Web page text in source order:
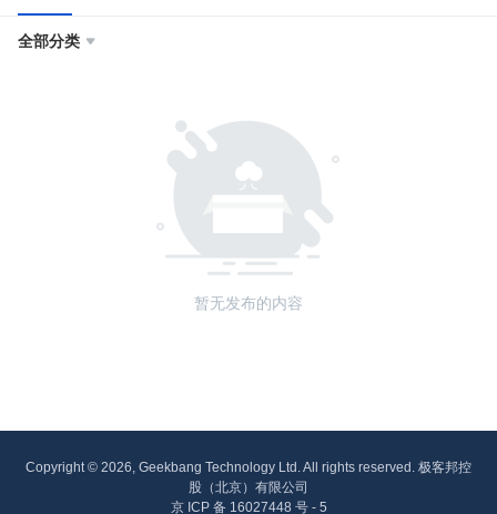
全部分类 
暂无发布的内容
Copyright © 2026, Geekbang Technology Ltd. All rights reserved. 极客邦控
股（北京）有限公司
京 ICP 备 16027448 号 - 5